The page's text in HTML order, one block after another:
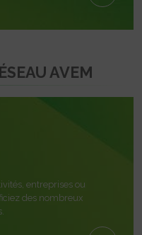
AVEM
entreprises ou
des nombreux